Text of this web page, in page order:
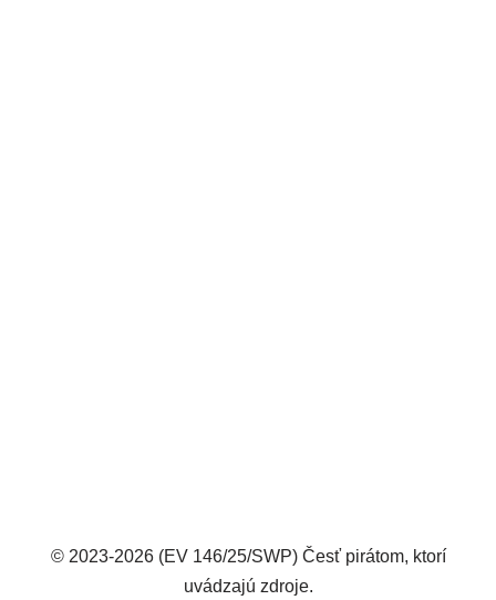
© 2023-2026 (EV 146/25/SWP) Česť pirátom, ktorí
uvádzajú zdroje.